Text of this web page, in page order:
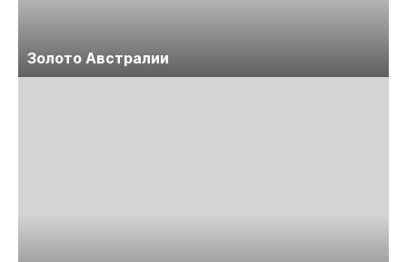
Золото Австралии